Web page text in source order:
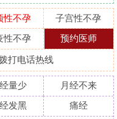
性不孕
子宫性不孕
性不孕 预约医师
打电话热线
量少
月经不来
发黑 痛经